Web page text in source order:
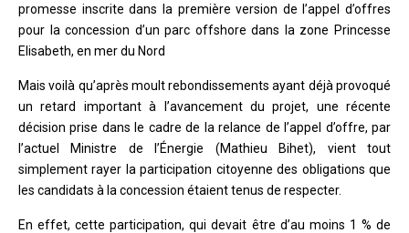
promesse inscrite dans la première version de l’appel d’offres
pour la concession d’un parc offshore dans la zone Princesse
Elisabeth, en mer du Nord
Mais voilà qu’après moult rebondissements ayant déjà provoqué
un retard important à l’avancement du projet, une récente
décision prise dans le cadre de la relance de l’appel d’offre, par
l’actuel Ministre de l’Énergie (Mathieu Bihet), vient tout
simplement rayer la participation citoyenne des obligations que
les candidats à la concession étaient tenus de respecter.
En effet, cette participation, qui devait être d’au moins 1 % de